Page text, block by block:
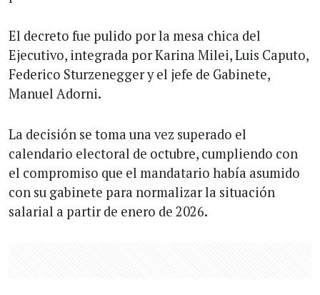
El decreto fue pulido por la mesa chica del
Ejecutivo, integrada por Karina Milei, Luis Caputo,
Federico Sturzenegger y el jefe de Gabinete,
Manuel Adorni.
La decisión se toma una vez superado el
calendario electoral de octubre, cumpliendo con
el compromiso que el mandatario había asumido
con su gabinete para normalizar la situación
salarial a partir de enero de 2026.